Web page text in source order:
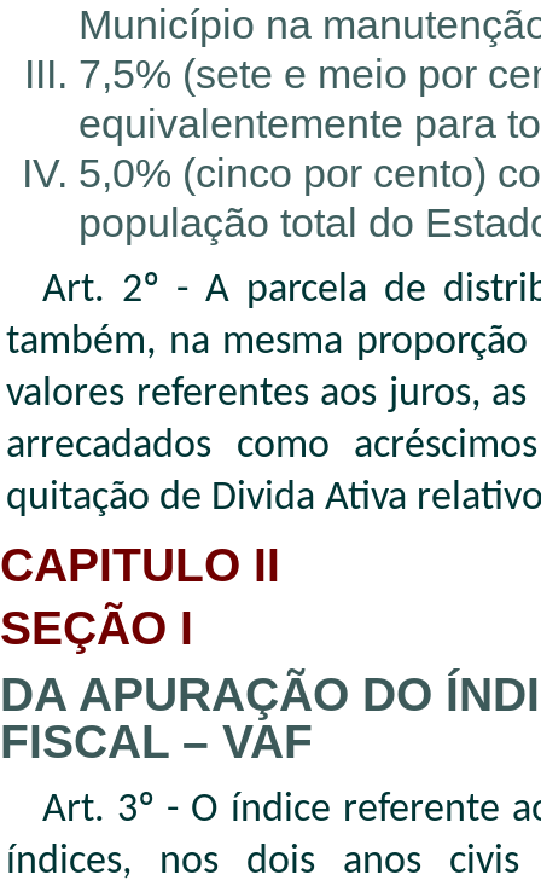
Município na
7,5% (sete e meio por
equivalentemente para
5,0% (cinco por cento)
população total do
Art. 2º - A parcela de
também, na mesma
valores referentes aos juros,
arrecadados como
quitação de Divida Ativa
CAPITULO II
SEÇÃO I
DA APURAÇÃO DO
FISCAL – VAF
Art. 3º - O índice referente
índices, nos dois anos civis